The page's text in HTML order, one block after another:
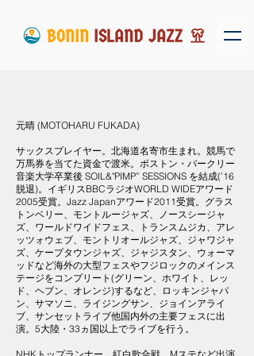
元晴 (MOTOHARU FUKADA)
サックスプレイヤー。北海道名寄市生まれ。競馬で
万馬券を当てた資金で渡米。ボストン・バークリー
音楽大学卒業後 SOIL&"PIMP” SESSIONS を結成(’16
脱退)。イギリスBBCラジオWORLD WIDEアワード
2005受賞。Jazz Japanアワード2011受賞。グラス
トンベリー、モントルージャズ、ノースシージャ
ズ、ワールドワイドフェス、トランスムジカ、アレ
ッツォウェブ、モントリオールジャズ、ジャワジャ
ズ、ケープタウンジャズ、ジャジスタン、ウォーマ
ッドなど海外の大型フェスやフジロックのメインス
テージをコンプリート(グリーン、ホワイト、レッ
ド、ヘブン、オレンジ)するなど、ロッキンジャパ
ン、サマソニ、ライジングサン、ジョインアライ
ブ、サンセットライブ他国内外の主要フェスに出
演。5大陸・33ヵ国以上でライブを行う。